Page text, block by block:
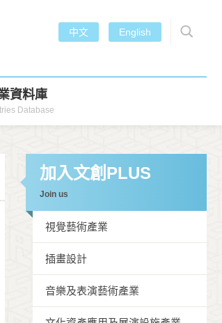
中文 English
資料庫
Database
加入文創PLUS
Join us
視覺藝術產業
插畫設計
音樂及表演藝術產業